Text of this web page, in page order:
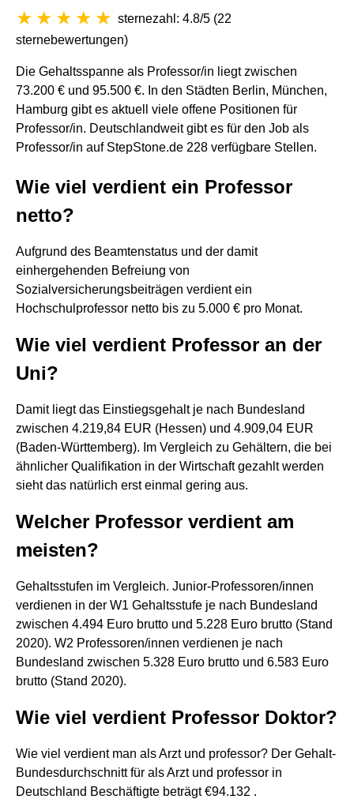
sternezahl: 4.8/5 (22
sternebewertungen)
Die Gehaltsspanne als Professor/in liegt zwischen
73.200 € und 95.500 €. In den Städten Berlin, München,
Hamburg gibt es aktuell viele offene Positionen für
Professor/in. Deutschlandweit gibt es für den Job als
Professor/in auf StepStone.de 228 verfügbare Stellen.
Wie viel verdient ein Professor
netto?
Aufgrund des Beamtenstatus und der damit
einhergehenden Befreiung von
Sozialversicherungsbeiträgen verdient ein
Hochschulprofessor netto bis zu 5.000 € pro Monat.
Wie viel verdient Professor an der
Uni?
Damit liegt das Einstiegsgehalt je nach Bundesland
zwischen 4.219,84 EUR (Hessen) und 4.909,04 EUR
(Baden-Württemberg). Im Vergleich zu Gehältern, die bei
ähnlicher Qualifikation in der Wirtschaft gezahlt werden
sieht das natürlich erst einmal gering aus.
Welcher Professor verdient am
meisten?
Gehaltsstufen im Vergleich. Junior-Professoren/innen
verdienen in der W1 Gehaltsstufe je nach Bundesland
zwischen 4.494 Euro brutto und 5.228 Euro brutto (Stand
2020). W2 Professoren/innen verdienen je nach
Bundesland zwischen 5.328 Euro brutto und 6.583 Euro
brutto (Stand 2020).
Wie viel verdient Professor Doktor?
Wie viel verdient man als Arzt und professor? Der Gehalt-
Bundesdurchschnitt für als Arzt und professor in
Deutschland Beschäftigte beträgt €94.132 .